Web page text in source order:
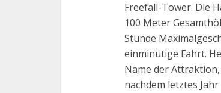
Freefall-Tower. Die
100 Meter
Stunde
einminütige Fahrt.
Name der
nachdem letztes